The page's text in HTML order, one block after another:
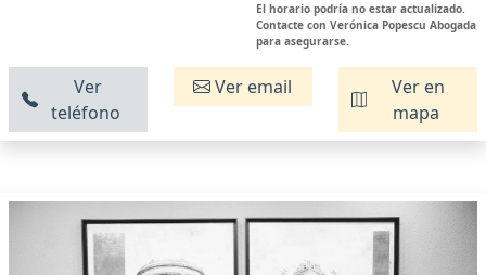
El horario podría no estar actualizado.
Contacte con Verónica Popescu Abogada
para asegurarse.
Ver
teléfono
Ver email
Ver en
mapa